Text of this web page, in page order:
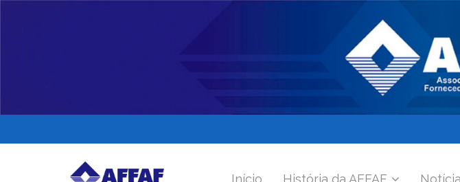
Início História da AFFAF